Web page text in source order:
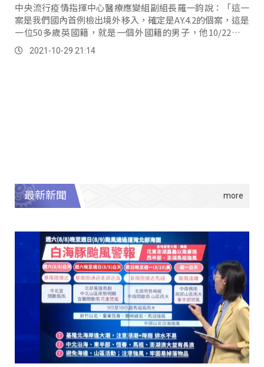
中央流行疫情指揮中心醫療應變組副組長羅一鈞說：「這一
案是我們國內首例檢出境外移入，確定是AY.4.2的個案，這是
一位50多歲英國籍，就是一個外國籍的男子，他10/22入境
的時候，因為是我們高風險國家的專案，英國目前是列為我
們的高風險國家，所以直接就入住集中檢疫所，進行採檢。
2021-10-29 21:14
最新新聞